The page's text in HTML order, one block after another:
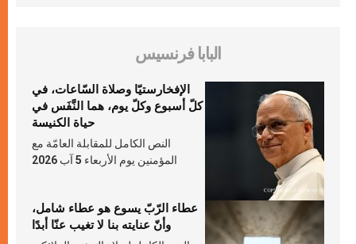
البابا فرنسيس
الإفخارستيّا وصلاة السّاعات، في
كلّ أسبوع وكلّ يوم، هما النَّفَس في
حياة الكنيسة
النص الكامل للمقابلة العامّة مع
المؤمنين يوم الأربعاء 5 آب 2026
عطاء الرّبّ يسوع هو عطاء شامل،
وأنّ عنايته بنا لا تغيب عنّا أبدًا